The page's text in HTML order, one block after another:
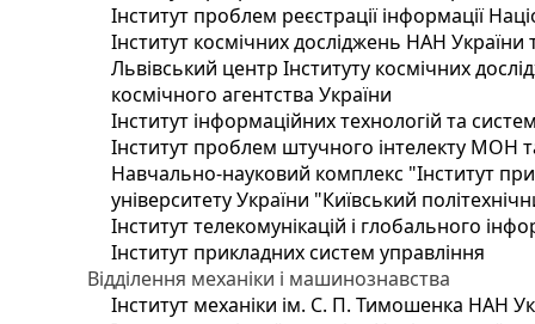
Інститут проблем реєстрації інформації
Інститут космічних досліджень НАН України
Львівський центр Інституту космічних
космічного агентства України
Інститут інформаційних технологій та
Інститут проблем штучного інтелекту МОН
Навчально-науковий комплекс "Інститут
університету України "Київський
Інститут телекомунікацій і глобального
Інститут прикладних систем управління
Відділення механіки і машинознавства
Інститут механіки ім. С. П. Тимошенка НАН